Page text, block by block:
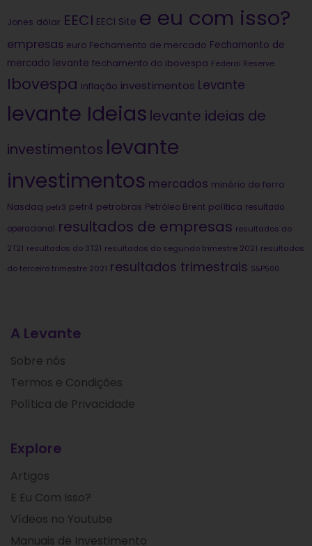
Jones dólar EECI EECI Site e eu com isso?
empresas euro Fechamento de mercado Fechamento de
mercado levante fechamento do ibovespa Federal Reserve
Ibovespa inflação investimentos Levante
levante Ideias levante ideias de
investimentos levante
investimentos mercados minério de ferro
Nasdaq petr3 petr4 petrobras Petróleo Brent política resultado
operacional resultados de empresas resultados do
2T21 resultados do 3T21 resultados do segundo trimestre 2021 resultados
do terceiro trimestre 2021 resultados trimestrais S&P500
A Levante
Sobre nós
Termos e Condições
Política de Privacidade
Explore
Artigos
E Eu Com Isso?
Vídeos no Youtube
Manuais de Investimento